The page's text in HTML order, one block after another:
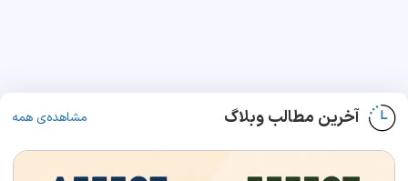
آخرین مطالب وبلاگ مشاهده‌ی همه